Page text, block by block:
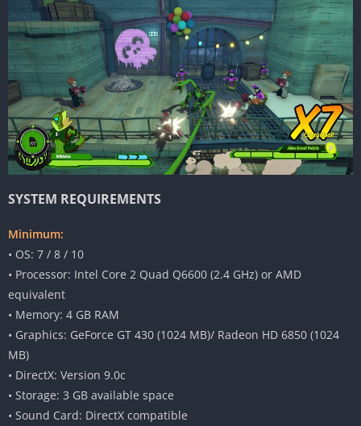
SYSTEM REQUIREMENTS
Minimum:
• OS: 7 / 8 / 10
• Processor: Intel Core 2 Quad Q6600 (2.4 GHz) or AMD
equivalent
• Memory: 4 GB RAM
• Graphics: GeForce GT 430 (1024 MB)/ Radeon HD 6850 (1024
MB)
• DirectX: Version 9.0c
• Storage: 3 GB available space
• Sound Card: DirectX compatible